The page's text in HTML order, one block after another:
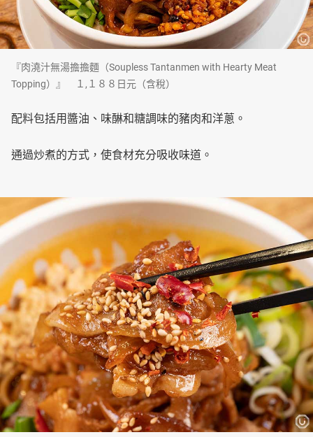
『肉澆汁無湯擔擔麵（Soupless Tantanmen with Hearty Meat
Topping）』 １,１８８日元（含稅）
配料包括用醬油、味醂和糖調味的豬肉和洋蔥。
通過炒煮的方式，使食材充分吸收味道。